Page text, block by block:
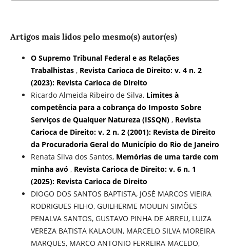
Artigos mais lidos pelo mesmo(s) autor(es)
O Supremo Tribunal Federal e as Relações
Trabalhistas , Revista Carioca de Direito: v. 4 n. 2
(2023): Revista Carioca de Direito
Ricardo Almeida Ribeiro de Silva, Limites à
competência para a cobrança do Imposto Sobre
Serviços de Qualquer Natureza (ISSQN) , Revista
Carioca de Direito: v. 2 n. 2 (2001): Revista de Direito
da Procuradoria Geral do Município do Rio de Janeiro
Renata Silva dos Santos, Memórias de uma tarde com
minha avó , Revista Carioca de Direito: v. 6 n. 1
(2025): Revista Carioca de Direito
DIOGO DOS SANTOS BAPTISTA, JOSÉ MARCOS VIEIRA
RODRIGUES FILHO, GUILHERME MOULIN SIMÕES
PENALVA SANTOS, GUSTAVO PINHA DE ABREU, LUIZA
VEREZA BATISTA KALAOUN, MARCELO SILVA MOREIRA
MARQUES, MARCO ANTONIO FERREIRA MACEDO,